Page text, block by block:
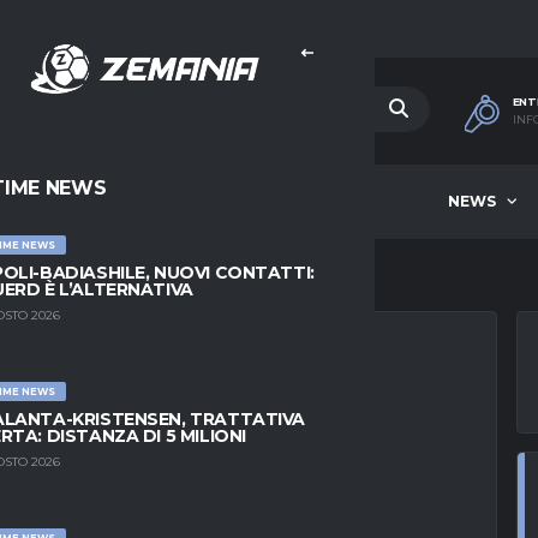
NEWS
NEWS
NEWS
BADIASHILE, NUOVI CONTATTI:
È L’ALTERNATIVA
2026
NEWS
KRISTENSEN, TRATTATIVA
DISTANZA DI 5 MILIONI
2026
AI
L’ ESTERNO